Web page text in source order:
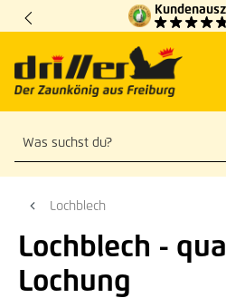
Zum Hauptinhalt springen
Lochblech
Lochblech -
Lochung